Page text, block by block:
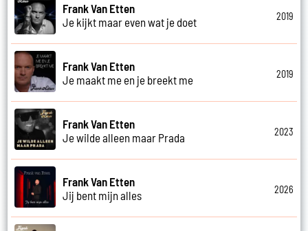
Frank Van Etten
Je kijkt maar even wat je doet
2019
Frank Van Etten
Je maakt me en je breekt me
2019
Frank Van Etten
Je wilde alleen maar Prada
2023
Frank Van Etten
Jij bent mijn alles
2026